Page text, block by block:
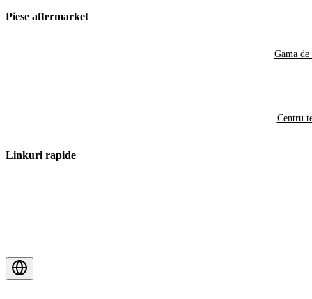
Piese aftermarket
Gama de
Centru
Linkuri rapide